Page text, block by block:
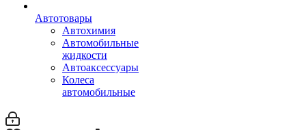
Автотовары
Автохимия
Автомобильные
жидкости
Автоаксессуары
Колеса
автомобильные